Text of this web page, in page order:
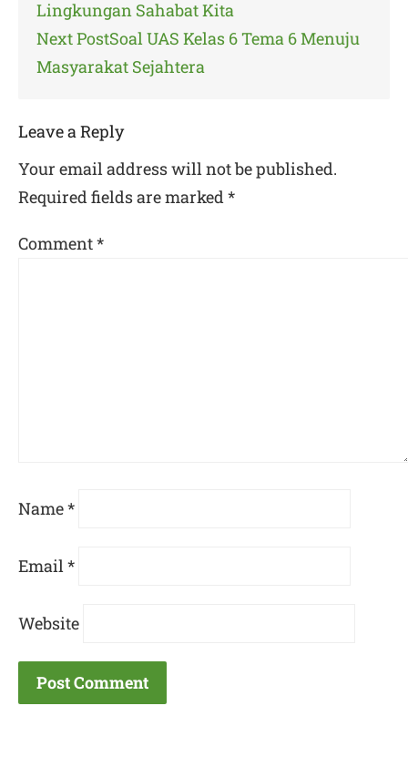
navigation
Lingkungan Sahabat Kita
Next PostSoal UAS Kelas 6 Tema 6 Menuju
Masyarakat Sejahtera
Leave a Reply
Your email address will not be published.
Required fields are marked *
Comment*
Name*
Email *
Website